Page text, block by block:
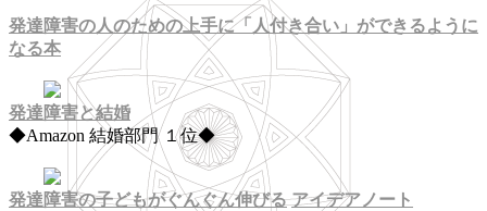
発達障害の人のための上手に「人付き合い」ができるように
なる本
発達障害と結婚
◆Amazon 結婚部門 １位◆
発達障害の子どもがぐんぐん伸びる アイデアノート